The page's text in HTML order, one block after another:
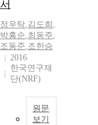
서
정우탁,김도희 ,
박흥순,최동주,
조동준,조한승
2016
한국연구재
단(NRF)
원문
보기